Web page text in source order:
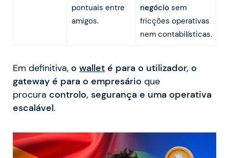
pontuais entre
amigos.
negóciosem
fricções operativas
nem contabilísticas.
Em definitiva, o wallet é para o utilizador, o
gateway é para o empresário que
procura controlo, segurança e uma operativa
escalável.